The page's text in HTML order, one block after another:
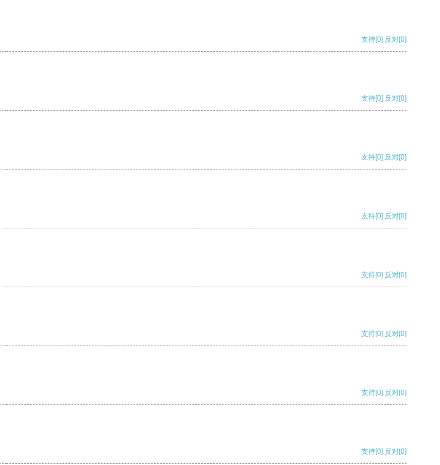
支持[0] 反对[0]
支持[0] 反对[0]
支持[0] 反对[0]
支持[0] 反对[0]
支持[0] 反对[0]
支持[0] 反对[0]
支持[0] 反对[0]
支持[0] 反对[0]